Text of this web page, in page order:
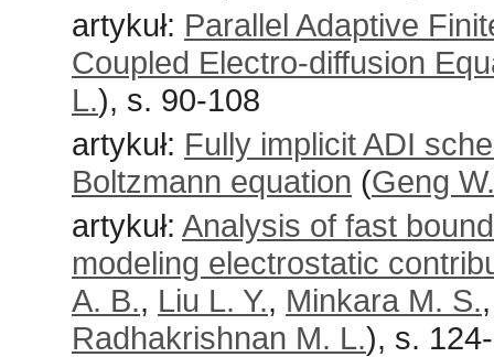
artykuł: Parallel Adaptive
Coupled Electro-diffusion
L.), s. 90-108
artykuł: Fully implicit ADI
Boltzmann equation (Geng W.
artykuł: Analysis of fast
modeling electrostatic
A. B., Liu L. Y., Minkara M. S.
Radhakrishnan M. L.), s.